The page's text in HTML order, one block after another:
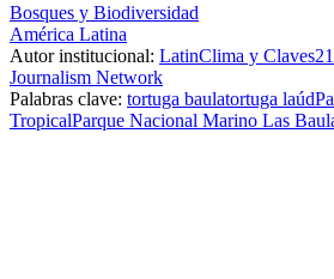
Bosques y Biodiversidad
América Latina
Autor institucional: LatinClima y
Journalism Network
Palabras clave: tortuga baulatortuga laúd
TropicalParque Nacional Marino Las